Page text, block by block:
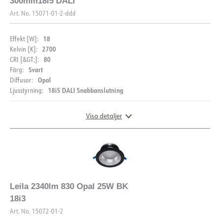
Art. No. 15071-01-2-ddd
Effekt [W]: 18
Kelvin [K]: 2700
CRI [&GT;]: 80
Färg: Svart
Diffusor: Opal
Ljusstyrning: 18i5 DALI Snabbanslutning
Visa detaljer
DOKUMENTATION
Datablad (NO) Datablad (ENG)
FDV (NO)
Leila 2340lm 830 Opal 25W BK
18i3
Art. No. 15072-01-2